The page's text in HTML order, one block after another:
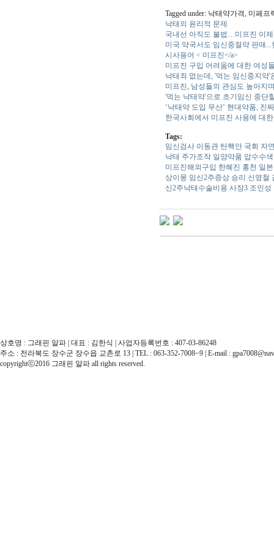
Tagged under: 낙태약가격, 미페
낙태의 윤리적 문제
국내선 아직도 불법…미프진 이
미국 약국서도 임신중절약 판매
시사용어 < 미프진</a>
미프진 구입 어려움에 대한 여성
낙태죄 없는데, '먹는 임신중지약'
미프진, 남성들의 관심도 높아지
'먹는 낙태약'으로 초기임신 중단
‘낙태약 도입 무산’ 현대약품, 진
한국사회에서 미프진 사용에 대
Tags:
임신검사 이동관 탄핵안 국회 자
낙태 주가조작 일양약품 압수수색
미프진해외구입 한혜진 홍천 일
상이몽 임신2주증상 승리 신영철
신2주낙태수술비용 사장3 조인성
상호명 : 그래핀 알파 | 대표 : 김한식 | 사업자등록번호 : 407-03-86248
주소 : 전라북도 장수군 장수읍 교촌로 13 | TEL : 063-352-7008~9 | E-mail :
copyrightⓒ2016 그래핀 알파 all rights reserved.